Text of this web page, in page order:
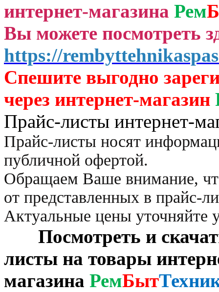
интернет-магазина Рем
Вы можете посмотреть
https://
Спешите выгодно зар
через интернет-магазин
Прайс-листы интернет-
Прайс-листы носят
публичной офертой.
Обращаем Ваше внимание,
от представленных в прайс-
Актуальные цены уточняйте
Посмотреть и
листы на товары
магазина РемБыт